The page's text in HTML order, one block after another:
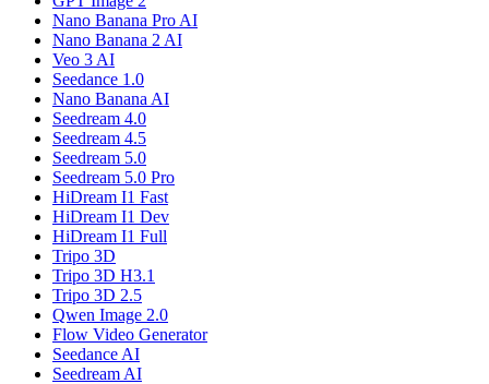
Nano Banana Pro AI
Nano Banana 2 AI
Veo 3 AI
Seedance 1.0
Nano Banana AI
Seedream 4.0
Seedream 4.5
Seedream 5.0
Seedream 5.0 Pro
HiDream I1 Fast
HiDream I1 Dev
HiDream I1 Full
Tripo 3D
Tripo 3D H3.1
Tripo 3D 2.5
Qwen Image 2.0
Flow Video Generator
Seedance AI
Seedream AI